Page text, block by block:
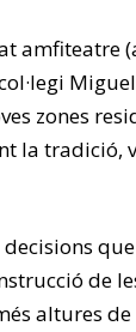
amfiteatre
zones
la tradició,
de
altures